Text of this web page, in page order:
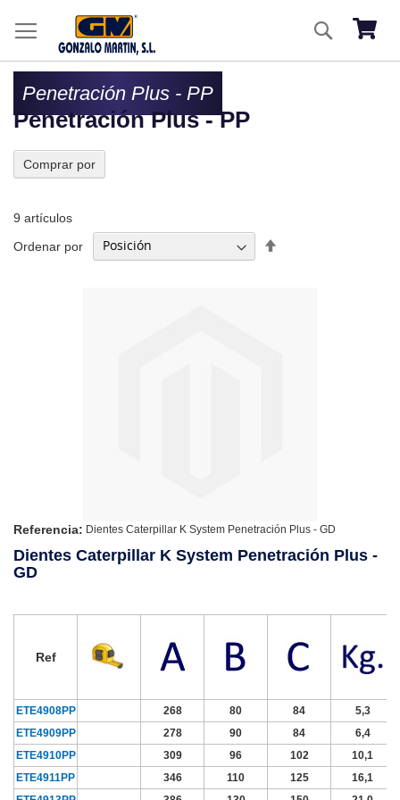
Mi
Buscar
Penetración Plus - PP
Penetración Plus - PP
9 artículos
Ordenar por
Referencia: Dientes Caterpillar K System Penetración Plus - GD
Dientes Caterpillar K System Penetración Plus -
GD
Ref
ETE4908PP 268 80 84 5,3
ETE4909PP
278 90 84 6,4
ETE4910PP
309 96 102 10,1
ETE4911PP
346 110 125 16,1
Comprar por